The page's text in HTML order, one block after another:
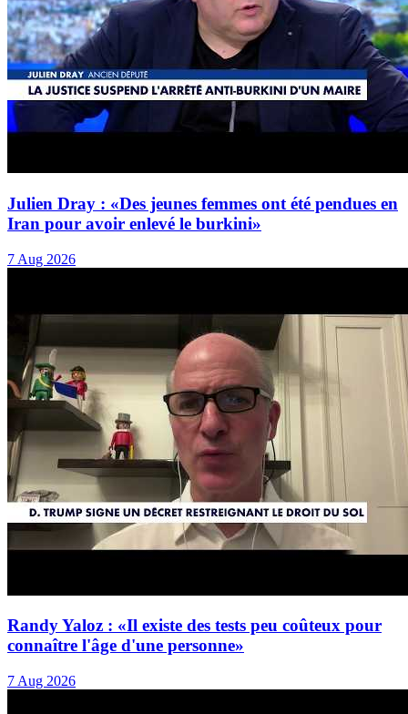
Julien Dray : «Des jeunes femmes ont été pendues en
Iran pour avoir enlevé le burkini»
7 Aug 2026
Randy Yaloz : «Il existe des tests peu coûteux pour
connaître l'âge d'une personne»
7 Aug 2026